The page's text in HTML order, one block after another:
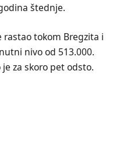
štednje.
tokom Bregzita i
nivo od 513.000.
za skoro pet odsto.